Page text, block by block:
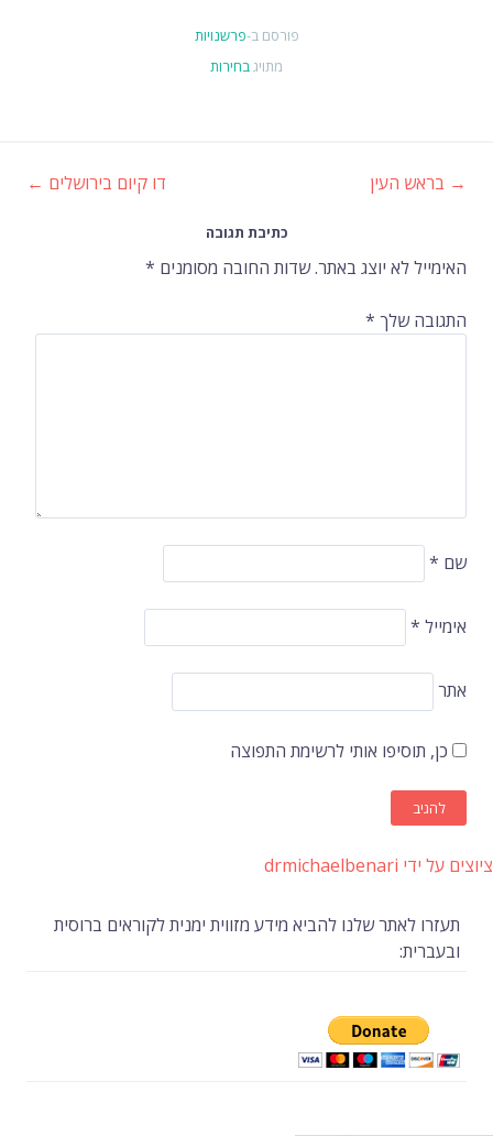
פורסם ב-פרשנויות
מתויגבחירות
ניווט
ברשומות
→ בראש העין דו קיום בירושלים ←
כתיבת תגובה
האימייל לא יוצג באתר.שדות החובה מסומנים *
התגובה שלך *
שם *
אימייל *
אתר
כן, תוסיפו אותי לרשימת התפוצה
ציוצים על ידי drmichaelbenari
תעזרו לאתר שלנו להביא מידע מזווית ימנית לקוראים ברוסית
ובעברית: